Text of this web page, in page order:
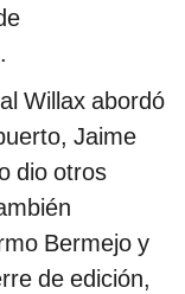
Willax abordó
Jaime
dio otros
Bermejo y
de edición,